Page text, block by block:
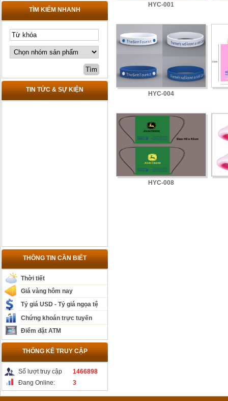
TÌM KIẾM NHANH
TIN TỨC & SỰ KIỆN
THÔNG TIN CẦN BIẾT
Thời tiết
Giá vàng hôm nay
Tỷ giá USD - Tỷ giá ngọa tệ
Chứng khoán trực tuyến
Điểm đặt ATM
THỐNG KÊ TRUY CẬP
Số lượt truy cập
1466898
Đang Online:
3
HYC-001
HYC-004
HYC-008